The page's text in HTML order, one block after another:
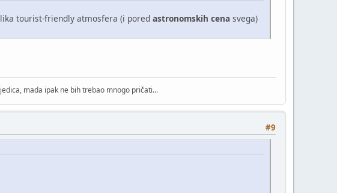
tourist-friendly atmosfera (i pored astronomskih cena svega)
mada ipak ne bih trebao mnogo pričati...
#9